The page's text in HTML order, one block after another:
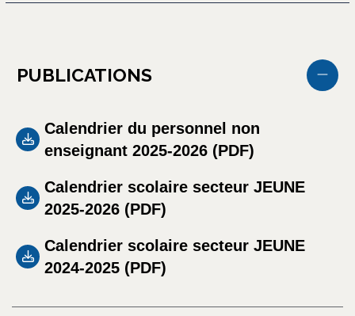
PUBLICATIONS
Calendrier du personnel non
enseignant 2025-2026 (PDF)
Calendrier scolaire secteur JEUNE
2025-2026 (PDF)
Calendrier scolaire secteur JEUNE
2024-2025 (PDF)